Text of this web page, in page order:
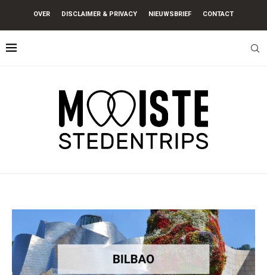
OVER DISCLAIMER & PRIVACY NIEUWSBRIEF CONTACT